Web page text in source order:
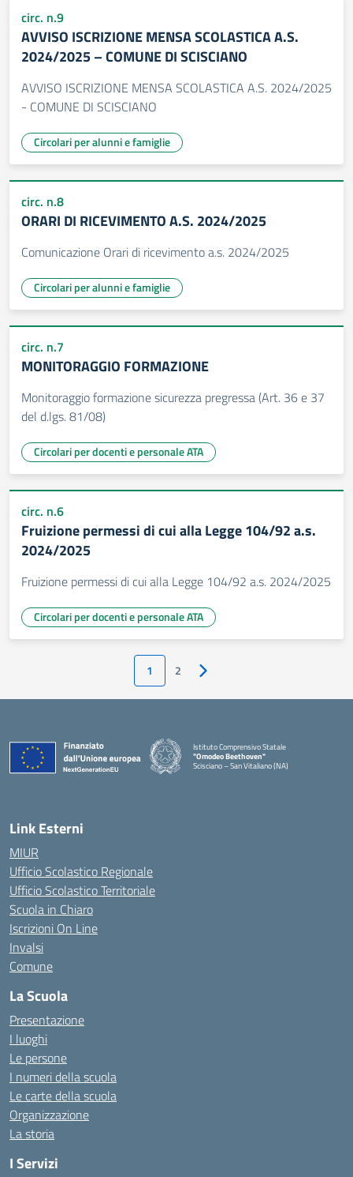
circ. n.9
AVVISO ISCRIZIONE MENSA SCOLASTICA A.S.
2024/2025 – COMUNE DI SCISCIANO
AVVISO ISCRIZIONE MENSA SCOLASTICA A.S. 2024/2025
- COMUNE DI SCISCIANO
Circolari per alunni e famiglie
circ. n.8
ORARI DI RICEVIMENTO A.S. 2024/2025
Comunicazione Orari di ricevimento a.s. 2024/2025
Circolari per alunni e famiglie
circ. n.7
MONITORAGGIO FORMAZIONE
Monitoraggio formazione sicurezza pregressa (Art. 36 e 37
del d.lgs. 81/08)
Circolari per docenti e personale ATA
circ. n.6
Fruizione permessi di cui alla Legge 104/92 a.s.
2024/2025
Fruizione permessi di cui alla Legge 104/92 a.s. 2024/2025
Circolari per docenti e personale ATA
1 2 Pagina successiva
Istituto Comprensivo Statale
"Omodeo Beethoven"
Scisciano – San Vitaliano (NA)
Link Esterni
MIUR
Ufficio Scolastico Regionale
Ufficio Scolastico Territoriale
Scuola in Chiaro
Iscrizioni On Line
Invalsi
Comune
La Scuola
Presentazione
I luoghi
Le persone
I numeri della scuola
Le carte della scuola
Organizzazione
La storia
I Servizi